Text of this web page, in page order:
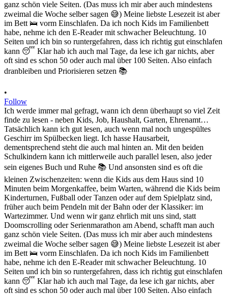
•
Follow
Ich werde immer mal gefragt, wann ich denn überhaupt so viel Zeit
finde zu lesen - neben Kids, Job, Haushalt, Garten, Ehrenamt…
Tatsächlich kann ich gut lesen, auch wenn mal noch ungespültes
Geschirr im Spülbecken liegt. Ich hasse Hausarbeit,
dementsprechend steht die auch mal hinten an. Mit den beiden
Schulkindern kann ich mittlerweile auch parallel lesen, also jeder
sein eigenes Buch und Ruhe 📚 Und ansonsten sind es oft die
kleinen Zwischenzeiten: wenn die Kids aus dem Haus sind 10
Minuten beim Morgenkaffee, beim Warten, während die Kids beim
Kinderturnen, Fußball oder Tanzen oder auf dem Spielplatz sind,
früher auch beim Pendeln mit der Bahn oder der Klassiker: im
Wartezimmer. Und wenn wir ganz ehrlich mit uns sind, statt
Doomscrolling oder Serienmarathon am Abend, schafft man auch
ganz schön viele Seiten. (Das muss ich mir aber auch mindestens
zweimal die Woche selber sagen 😅) Meine liebste Lesezeit ist aber
im Bett 🛌 vorm Einschlafen. Da ich noch Kids im Familienbett
habe, nehme ich den E-Reader mit schwacher Beleuchtung. 10
Seiten und ich bin so runtergefahren, dass ich richtig gut einschlafen
kann 😴 Klar hab ich auch mal Tage, da lese ich gar nichts, aber
oft sind es schon 50 oder auch mal über 100 Seiten. Also einfach